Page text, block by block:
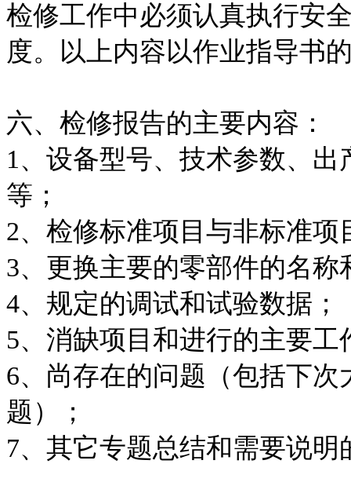
检修工作中必须认真执行安
度。以上内容以作业指导书
六、检修报告的主要内
1、设备型号、技术参数、
等；
2、检修标准项目与非标
3、更换主要的零部件的
4、规定的调试和试验数
5、消缺项目和进行的主要工
6、尚存在的问题（包括下
题）；
7、其它专题总结和需要说明